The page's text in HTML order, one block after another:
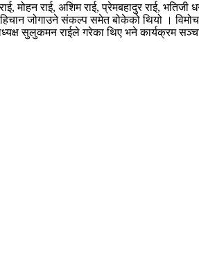
मोहन राई, अशिम राई, प्रेमबहादुर राई,
जोगाउने संकल्प समेत बोकेको थियो ।
सुलुकमन राईले गरेका थिए भने कार्यक्रम